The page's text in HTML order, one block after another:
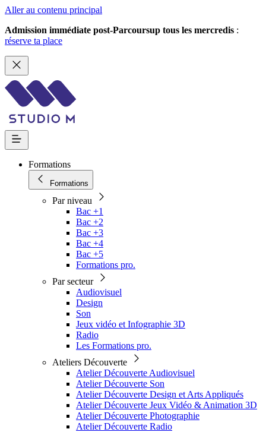
Aller au contenu principal
Admission immédiate post-Parcoursup tous les mercredis :
réserve ta place
Formations
Formations
Par niveau
Bac +1
Bac +2
Bac +3
Bac +4
Bac +5
Formations pro.
Par secteur
Audiovisuel
Design
Son
Jeux vidéo et Infographie 3D
Radio
Les Formations pro.
Ateliers Découverte
Atelier Découverte Audiovisuel
Atelier Découverte Son
Atelier Découverte Design et Arts Appliqués
Atelier Découverte Jeux Vidéo & Animation 3D
Atelier Découverte Photographie
Atelier Découverte Radio